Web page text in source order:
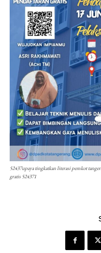
52437upaya tingkatkan literasi pemkot
gratis 524371